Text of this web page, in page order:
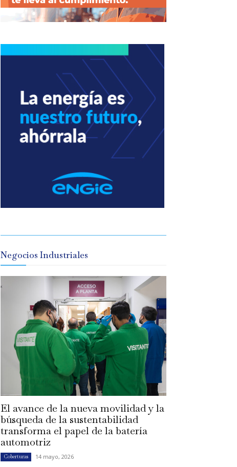
Negocios Industriales
El avance de la nueva movilidad y la
búsqueda de la sustentabilidad
transforma el papel de la batería
automotriz
Coberturas 14 mayo, 2026